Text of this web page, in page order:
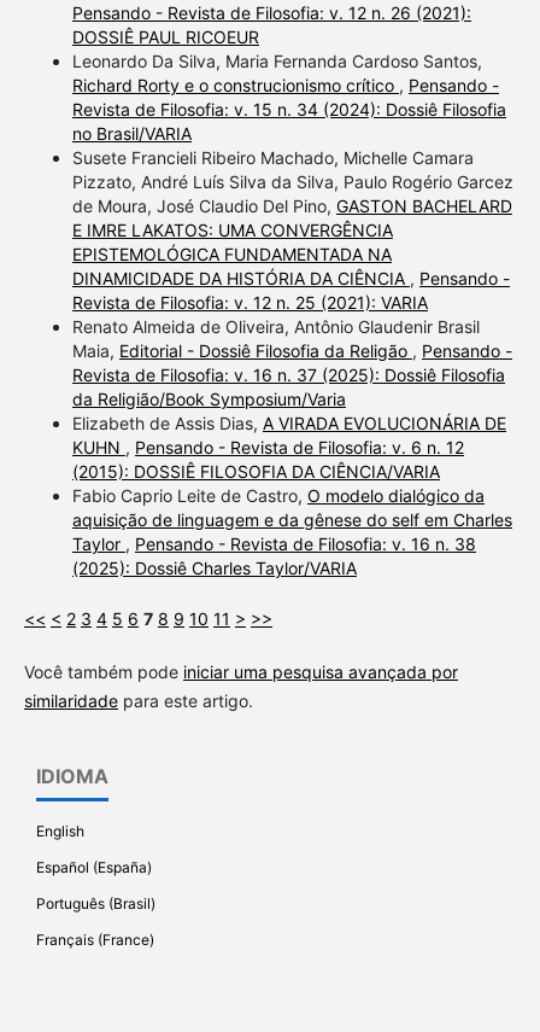
Pensando - Revista de Filosofia: v. 12 n. 26 (2021):
DOSSIÊ PAUL RICOEUR
Leonardo Da Silva, Maria Fernanda Cardoso Santos,
Richard Rorty e o construcionismo crítico , Pensando -
Revista de Filosofia: v. 15 n. 34 (2024): Dossiê Filosofia
no Brasil/VARIA
Susete Francieli Ribeiro Machado, Michelle Camara
Pizzato, André Luís Silva da Silva, Paulo Rogério Garcez
de Moura, José Claudio Del Pino, GASTON BACHELARD
E IMRE LAKATOS: UMA CONVERGÊNCIA
EPISTEMOLÓGICA FUNDAMENTADA NA
DINAMICIDADE DA HISTÓRIA DA CIÊNCIA , Pensando -
Revista de Filosofia: v. 12 n. 25 (2021): VARIA
Renato Almeida de Oliveira, Antônio Glaudenir Brasil
Maia, Editorial - Dossiê Filosofia da Religão , Pensando -
Revista de Filosofia: v. 16 n. 37 (2025): Dossiê Filosofia
da Religião/Book Symposium/Varia
Elizabeth de Assis Dias, A VIRADA EVOLUCIONÁRIA DE
KUHN , Pensando - Revista de Filosofia: v. 6 n. 12
(2015): DOSSIÊ FILOSOFIA DA CIÊNCIA/VARIA
Fabio Caprio Leite de Castro, O modelo dialógico da
aquisição de linguagem e da gênese do self em Charles
Taylor , Pensando - Revista de Filosofia: v. 16 n. 38
(2025): Dossiê Charles Taylor/VARIA
<< < 2 3 4 5 6 7 8 9 10 11 > >>
Você também pode iniciar uma pesquisa avançada por
similaridadepara este artigo.
IDIOMA
English
Español (España)
Português (Brasil)
Français (France)